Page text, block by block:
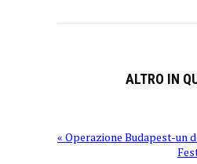
ALTRO IN
« Operazione Budapest-un